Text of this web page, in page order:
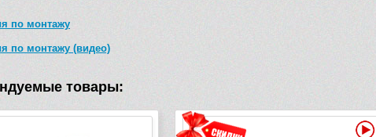
по монтажу
по монтажу (видео)
товары:
Видео